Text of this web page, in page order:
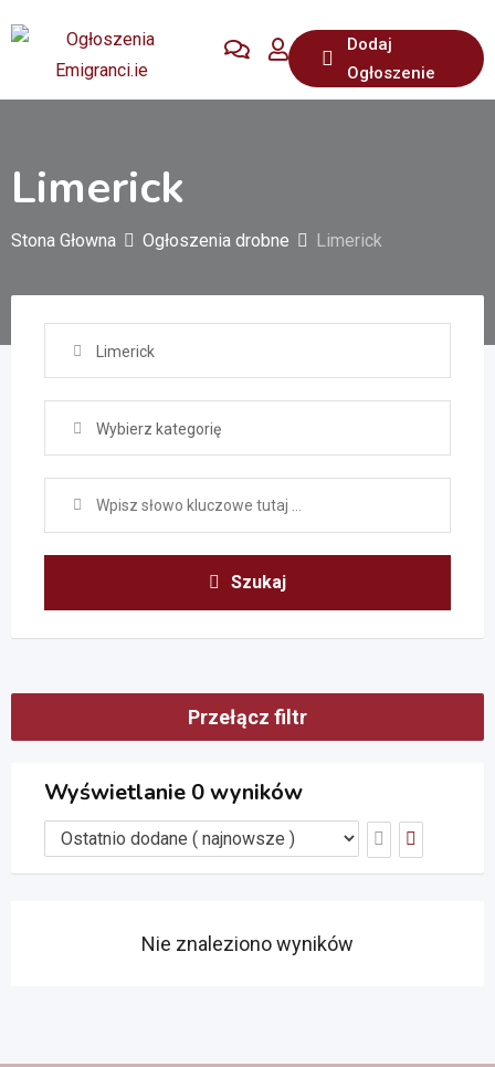
do
Dodaj
Ogłoszenie
Limerick
Stona Głowna Ogłoszenia drobne Limerick
Limerick
Wybierz kategorię
Szukaj
Przełącz filtr
Wyświetlanie 0 wyników
Nie znaleziono wyników